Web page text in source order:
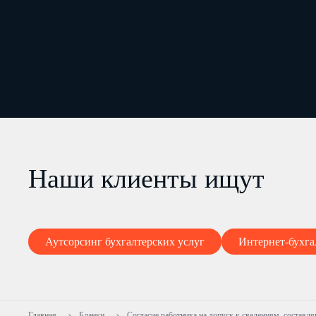
Наши клиенты ищут
Аутсорсинг бухгалтерских услуг Интернет-